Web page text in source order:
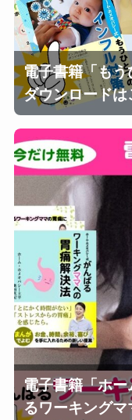
電子書籍「も
ダウンロードは
電子書籍「ホ
るワーキング